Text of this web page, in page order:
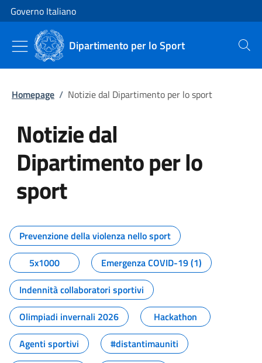
Vai al contenuto
Vai alla navigazione del sito
Governo Italiano
Dipartimento per lo Sport Cerca
Homepage / Notizie dal Dipartimento per lo sport
Notizie dal
Dipartimento per lo
sport
Tutti i contenuti della pagina
Prevenzione della violenza nello sport
5x1000
Emergenza COVID-19 (1)
Indennità collaboratori sportivi
Olimpiadi invernali 2026
Hackathon
Agenti sportivi
#distantimauniti